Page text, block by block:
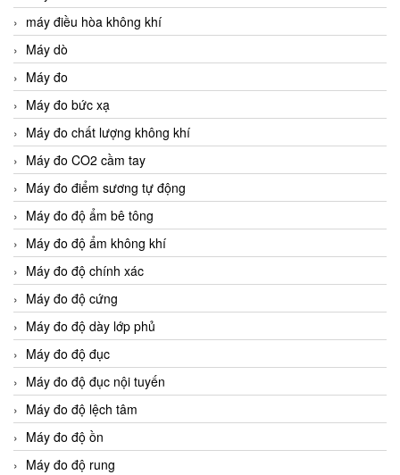
máy điều hòa không khí
Máy dò
Máy đo
Máy đo bức xạ
Máy đo chất lượng không khí
Máy đo CO2 cầm tay
Máy đo điểm sương tự động
Máy đo độ ẩm bê tông
Máy đo độ ẩm không khí
Máy đo độ chính xác
Máy đo độ cứng
Máy đo độ dày lớp phủ
Máy đo độ đục
Máy đo độ đục nội tuyến
Máy đo độ lệch tâm
Máy đo độ ồn
Máy đo độ rung